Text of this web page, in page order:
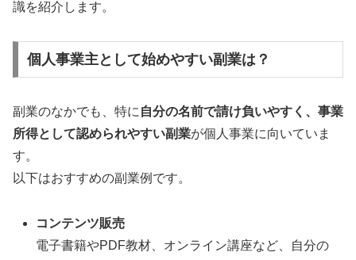
識を紹介します。
個人事業主として始めやすい副業は？
副業のなかでも、特に 自分の名前で請け負いやすく、事業
所得として認められやすい副業が個人事業に向いていま
す。
以下はおすすめの副業例です。
コンテンツ販売
電子書籍やPDF教材、オンライン講座など、自分の